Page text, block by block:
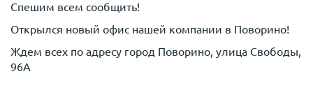
Спешим всем сообщить!
Открылся новый офис нашей компании в Поворино!
Ждем всех по адресу город Поворино, улица Свободы,
96А